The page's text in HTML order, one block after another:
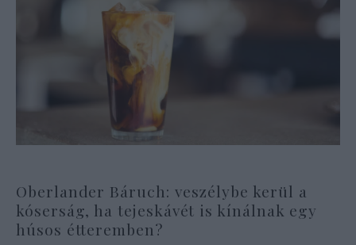
Oberlander Báruch: veszélybe kerül a
kóserság, ha tejeskávét is kínálnak egy
húsos étteremben?